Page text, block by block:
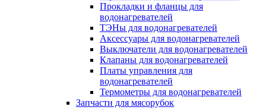
Прокладки и фланцы для
водонагревателей
ТЭНы для водонагревателей
Аксессуары для водонагревателей
Выключатели для водонагревателей
Клапаны для водонагревателей
Платы управления для
водонагревателей
Термометры для водонагревателей
Запчасти для мясорубок